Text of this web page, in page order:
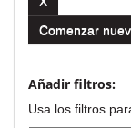
Comenzar
Añadir filtros:
Usa los filtros